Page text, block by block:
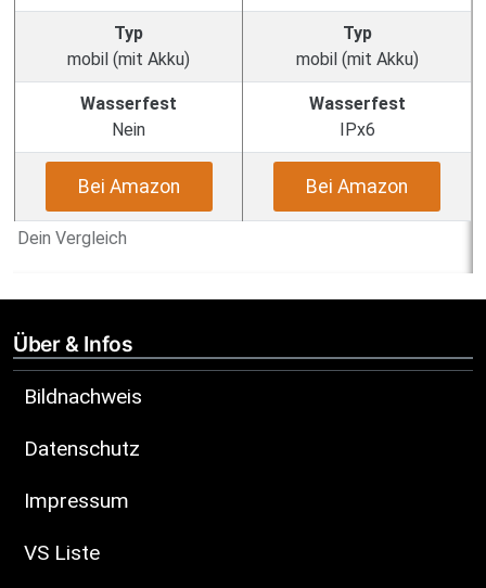
Dein Vergleich
Typ
mobil (mit Akku)
Typ
mobil (mit Akku)
Wasserfest
Nein
Wasserfest
IPx6
Bei Amazon Bei Amazon
Über & Infos
Bildnachweis
Datenschutz
Impressum
VS Liste